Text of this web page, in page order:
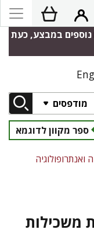
נוספים במבצע, כעת
מודפסים
ספר מקוון לדוגמא
ואנתרופולוגיה
משכילות